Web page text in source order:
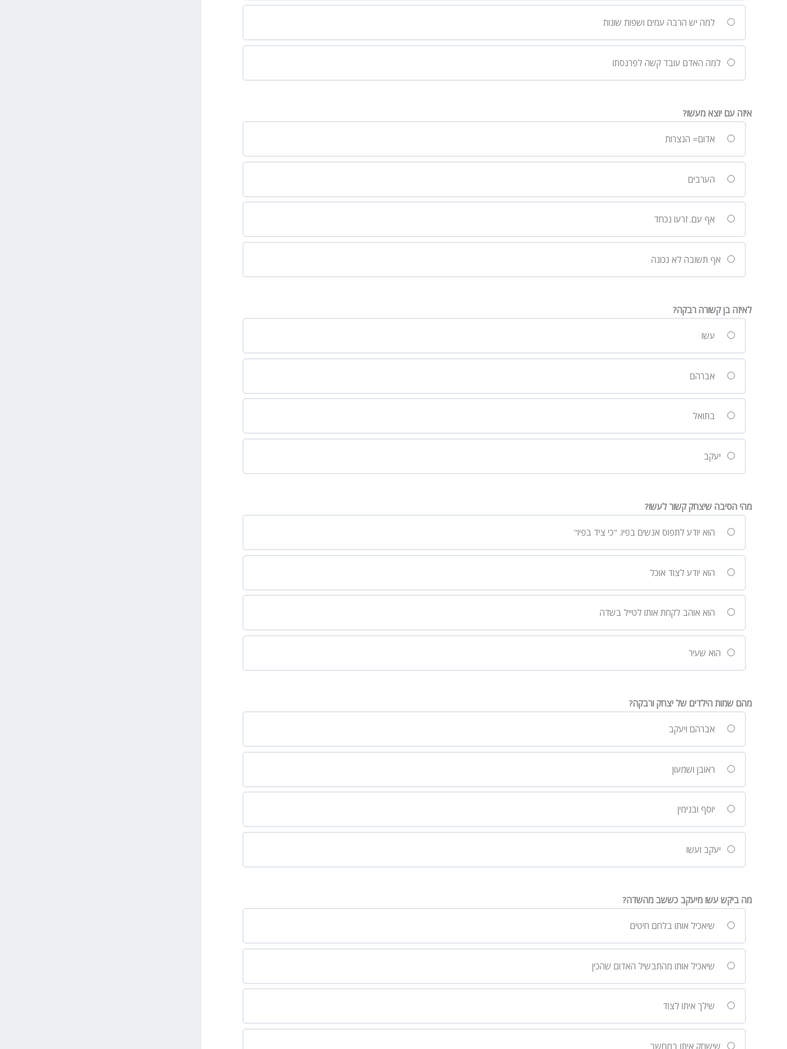
למה יש הרבה עמים ושפות שונות
למה האדם עובד קשה לפרנסתו
איזה עם יוצא מעשו?
אדום= הנצרות
הערבים
אף עם. זרעו נכחד
אף תשובה לא נכונה
לאיזה בן קשורה רבקה?
עשו
אברהם
בתואל
יעקב
מהי הסיבה שיצחק קשור לעשו?
הוא יודע לתפוס אנשים בפיו. "כי ציד בפיו"
הוא יודע לצוד אוכל
הוא אוהב לקחת אותו לטייל בשדה
הוא שעיר
מהם שמות הילדים של יצחק ורבקה?
אברהם ויעקב
ראובן ושמעון
יוסף ובנימין
יעקב ועשו
מה ביקש עשו מיעקב כששב מהשדה?
שיאכיל אותו בלחם חיטים
שיאכיל אותו מהתבשיל האדום שהכין
שילך איתו לצוד
שישחק איתו במחשב